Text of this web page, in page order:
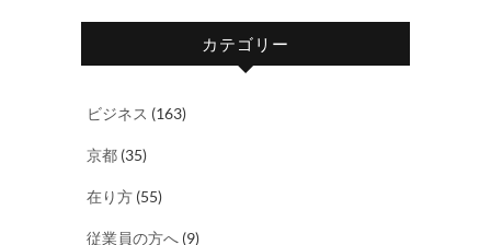
カテゴリー
ビジネス (163)
京都 (35)
在り方 (55)
従業員の方へ (9)